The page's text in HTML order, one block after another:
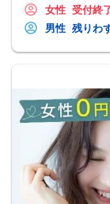
女性 受付終
男性 残りわ